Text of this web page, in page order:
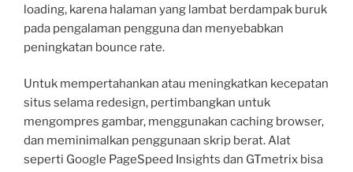
loading, karena halaman yang lambat berdampak buruk
pada pengalaman pengguna dan menyebabkan
peningkatan bounce rate.
Untuk mempertahankan atau meningkatkan kecepatan
situs selama redesign, pertimbangkan untuk
mengompres gambar, menggunakan caching browser,
dan meminimalkan penggunaan skrip berat. Alat
seperti Google PageSpeed Insights dan GTmetrix bisa